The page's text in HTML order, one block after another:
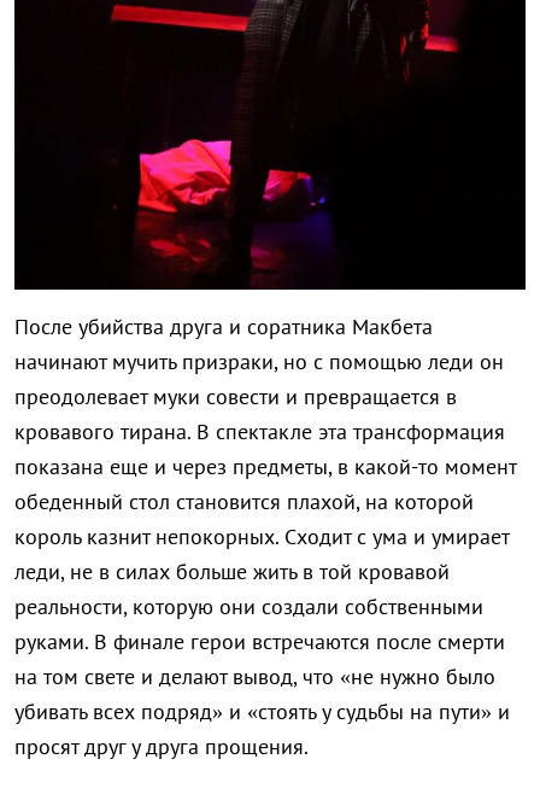
После убийства друга и соратника Макбета
начинают мучить призраки, но с помощью леди он
преодолевает муки совести и превращается в
кровавого тирана. В спектакле эта трансформация
показана еще и через предметы, в какой-то момент
обеденный стол становится плахой, на которой
король казнит непокорных. Сходит с ума и умирает
леди, не в силах больше жить в той кровавой
реальности, которую они создали собственными
руками. В финале герои встречаются после смерти
на том свете и делают вывод, что «не нужно было
убивать всех подряд» и «стоять у судьбы на пути» и
просят друг у друга прощения.